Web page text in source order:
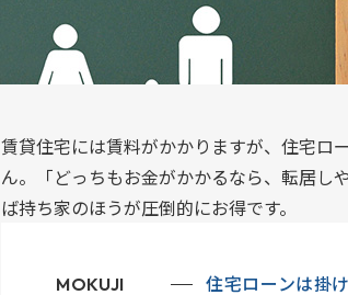
賃貸住宅には賃料がかかりますが、住宅ロ
ん。「どっちもお金がかかるなら、転居し
ば持ち家のほうが圧倒的にお得です。
MOKUJI
住宅ローンは掛